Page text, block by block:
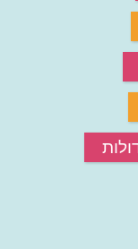
העולמית?